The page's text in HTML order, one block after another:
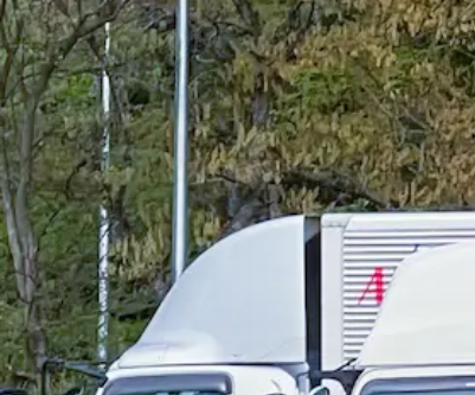
正社員建設解体 日勤のみ夏季休暇週休2日
気になる 詳しく見る
【未経験歓迎！】現場設営･配送ド
天洋工業 株式会社
想定給与
月給￥156,375〜￥173,750